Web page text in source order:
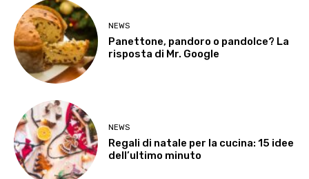
NEWS
Panettone, pandoro o pandolce? La
risposta di Mr. Google
NEWS
Regali di natale per la cucina: 15 idee
dell’ultimo minuto